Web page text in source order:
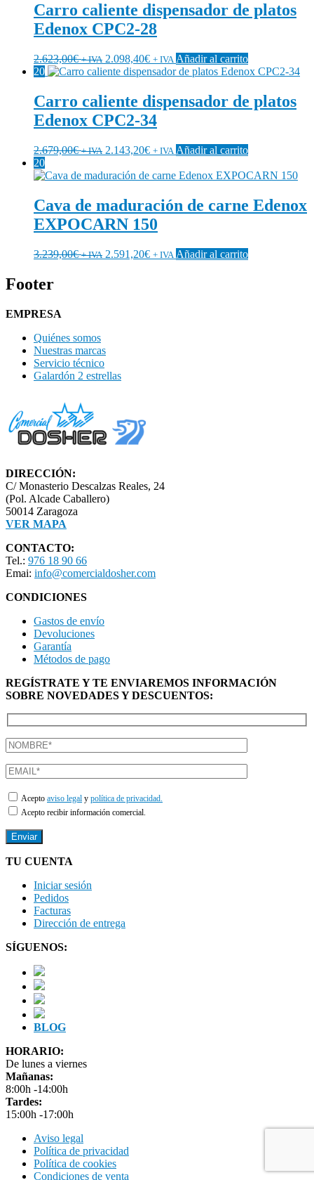
Carro caliente dispensador de platos
Edenox CPC2-28
2.623,00€ + IVA 2.098,40€ + IVA Añadir al carrito
20
Carro caliente dispensador de platos
Edenox CPC2-34
2.679,00€ + IVA 2.143,20€ + IVA Añadir al carrito
20
Cava de maduración de carne Edenox
EXPOCARN 150
3.239,00€ + IVA 2.591,20€ + IVA Añadir al carrito
Footer
EMPRESA
Quiénes somos
Nuestras marcas
Servicio técnico
Galardón 2 estrellas
DIRECCIÓN:
C/ Monasterio Descalzas Reales, 24
(Pol. Alcade Caballero)
50014 Zaragoza
VER MAPA
CONTACTO:
Tel.: 976 18 90 66
Emai: info@comercialdosher.com
CONDICIONES
Gastos de envío
Devoluciones
Garantía
Métodos de pago
REGÍSTRATE Y TE ENVIAREMOS INFORMACIÓN
SOBRE NOVEDADES Y DESCUENTOS:
Acepto aviso legal y política de privacidad.
Acepto recibir información comercial.
TU CUENTA
Iniciar sesión
Pedidos
Facturas
Dirección de entrega
SÍGUENOS:
BLOG
HORARIO:
De lunes a viernes
Mañanas:
8:00h -14:00h
Tardes:
15:00h -17:00h
Aviso legal
Política de privacidad
Política de cookies
Condiciones de venta